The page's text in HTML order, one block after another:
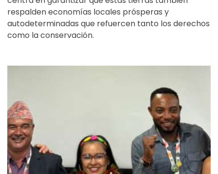
respalden economías locales prósperas y
autodeterminadas que refuercen tanto los derechos
como la conservación.